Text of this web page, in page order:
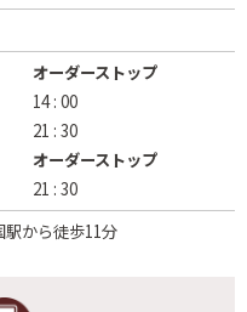
オーダーストップ
14 : 00
21 : 30
オーダーストップ
21 : 30
から徒歩11分